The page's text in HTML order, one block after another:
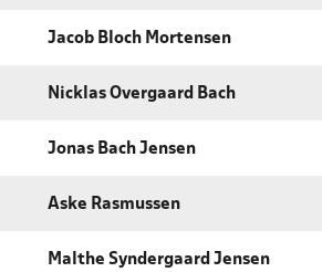
Jacob Bloch Mortensen
Nicklas Overgaard Bach
Jonas Bach Jensen
Aske Rasmussen
Malthe Syndergaard Jensen